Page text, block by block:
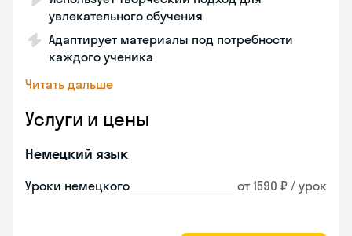
увлекательного обучения
Адаптирует материалы под потребности
каждого ученика
Читать дальше
Услуги и цены
Немецкий язык
Уроки немецкого от 1590 ₽ / урок